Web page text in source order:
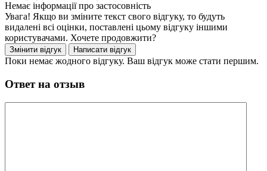
Немає інформації про застосовність
Увага! Якщо ви зміните текст свого відгуку, то будуть
видалені всі оцінки, поставлені цьому відгуку іншими
користувачами. Хочете продовжити?
Поки немає жодного відгуку. Ваш відгук може стати першим.
Ответ на отзыв